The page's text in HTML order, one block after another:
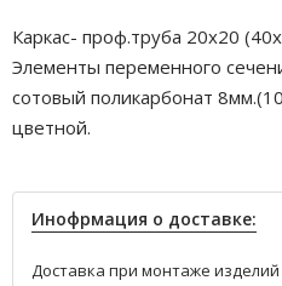
Каркас- проф.труба 20х20
Элементы переменного
сотовый поликарбонат
цветной.
Инофрмация о доставке:
Доставка при монтаже